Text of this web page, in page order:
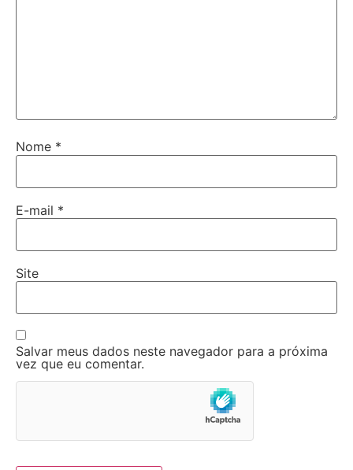
Nome *
E-mail *
Site
Salvar meus dados neste navegador para a próxima
vez que eu comentar.